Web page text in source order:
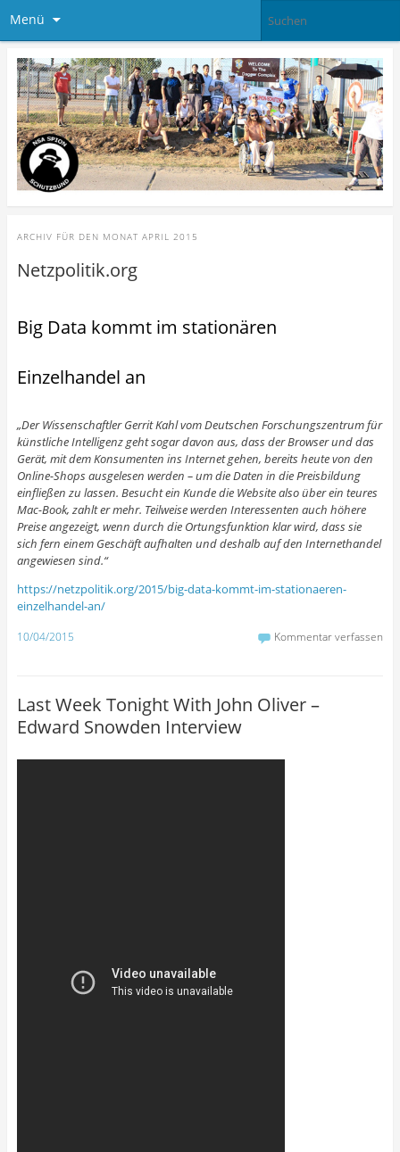
Menü
ARCHIV FÜR DEN MONAT APRIL 2015
Netzpolitik.org
Big Data kommt im stationären
Einzelhandel an
„Der Wissenschaftler Gerrit Kahl vom Deutschen Forschungszentrum für
künstliche Intelligenz geht sogar davon aus, dass der Browser und das
Gerät, mit dem Konsumenten ins Internet gehen, bereits heute von den
Online-Shops ausgelesen werden – um die Daten in die Preisbildung
einfließen zu lassen. Besucht ein Kunde die Website also über ein teures
Mac-Book, zahlt er mehr. Teilweise werden Interessenten auch höhere
Preise angezeigt, wenn durch die Ortungsfunktion klar wird, dass sie
sich fern einem Geschäft aufhalten und deshalb auf den Internethandel
angewiesen sind.“
https://netzpolitik.org/2015/big-data-kommt-im-stationaeren-
einzelhandel-an/
10/04/2015 Kommentar verfassen
Last Week Tonight With John Oliver –
Edward Snowden Interview